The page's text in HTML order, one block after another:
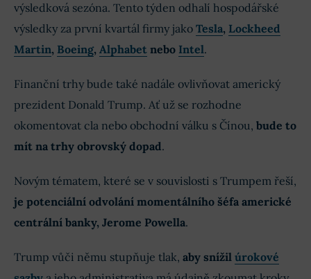
výsledková sezóna. Tento týden odhalí hospodářské
výsledky za první kvartál firmy jako Tesla, Lockheed
Martin, Boeing, Alphabet nebo Intel.
Finanční trhy bude také nadále ovlivňovat americký
prezident Donald Trump. Ať už se rozhodne
okomentovat cla nebo obchodní válku s Čínou, bude to
mít na trhy obrovský dopad.
Novým tématem, které se v souvislosti s Trumpem řeší,
je potenciální odvolání momentálního šéfa americké
centrální banky, Jerome Powella.
Trump vůči němu stupňuje tlak, aby snížil úrokové